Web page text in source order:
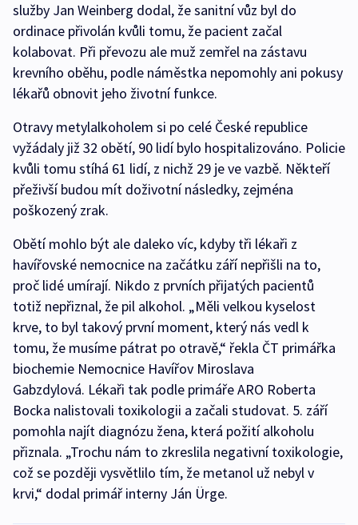
služby Jan Weinberg dodal, že sanitní vůz byl do
ordinace přivolán kvůli tomu, že pacient začal
kolabovat. Při převozu ale muž zemřel na zástavu
krevního oběhu, podle náměstka nepomohly ani pokusy
lékařů obnovit jeho životní funkce.
Otravy metylalkoholem si po celé České republice
vyžádaly již 32 obětí, 90 lidí bylo hospitalizováno. Policie
kvůli tomu stíhá 61 lidí, z nichž 29 je ve vazbě. Někteří
přeživší budou mít doživotní následky, zejména
poškozený zrak.
Obětí mohlo být ale daleko víc, kdyby tři lékaři z
havířovské nemocnice na začátku září nepřišli na to,
proč lidé umírají. Nikdo z prvních přijatých pacientů
totiž nepřiznal, že pil alkohol. „Měli velkou kyselost
krve, to byl takový první moment, který nás vedl k
tomu, že musíme pátrat po otravě,“ řekla ČT primářka
biochemie Nemocnice Havířov Miroslava
Gabzdylová. Lékaři tak podle primáře ARO Roberta
Bocka nalistovali toxikologii a začali studovat. 5. září
pomohla najít diagnózu žena, která požití alkoholu
přiznala. „Trochu nám to zkreslila negativní toxikologie,
což se později vysvětlilo tím, že metanol už nebyl v
krvi,“ dodal primář interny Ján Ürge.